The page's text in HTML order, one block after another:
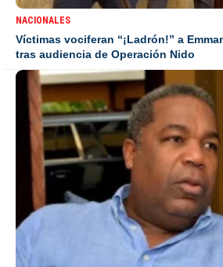
NACIONALES
Víctimas vociferan “¡Ladrón!” a
tras audiencia de Operación Nido